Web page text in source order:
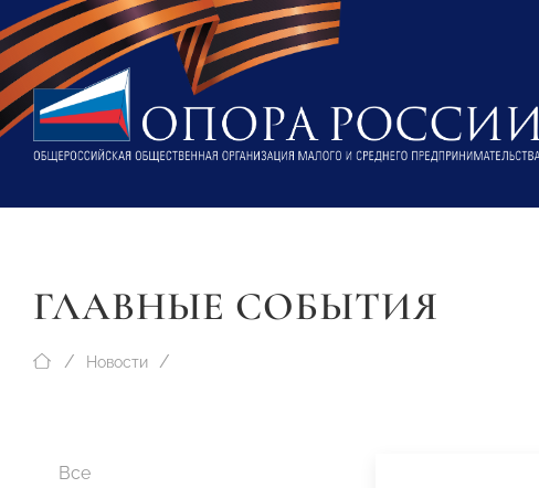
ГЛАВНЫЕ СОБЫТИЯ
Новости
Все